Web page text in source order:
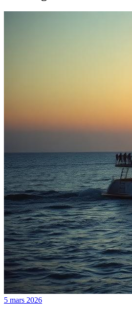
5 mars 2026